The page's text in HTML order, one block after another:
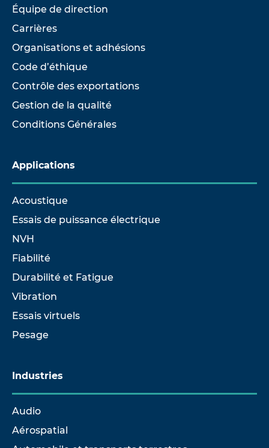
Équipe de direction
Carrières
Organisations et adhésions
Code d’éthique
Contrôle des exportations
Gestion de la qualité
Conditions Générales
Applications
Acoustique
Essais de puissance électrique
NVH
Fiabilité
Durabilité et Fatigue
Vibration
Essais virtuels
Pesage
Industries
Audio
Aérospatial